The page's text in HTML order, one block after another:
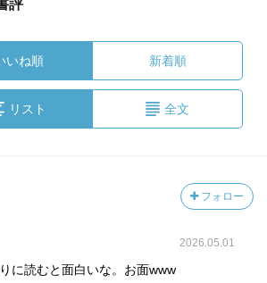
評
いね順 新着順
リスト 全文
フォロー
2026.05.01
に読むと面白いな。お面www